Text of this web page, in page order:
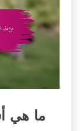
ما هي